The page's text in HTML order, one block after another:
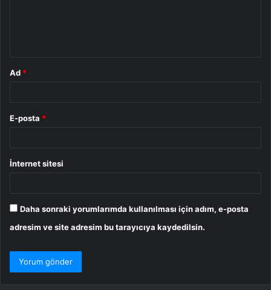
Ad *
E-posta *
İnternet sitesi
Daha sonraki yorumlarımda kullanılması için adım, e-posta
adresim ve site adresim bu tarayıcıya kaydedilsin.